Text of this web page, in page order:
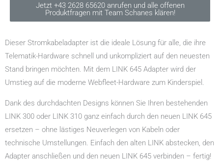
Jetzt +43 2628 65620 anrufen und alle offenen
Produktfragen mit Team Schanes klären!
Dieser Stromkabeladapter ist die ideale Lösung für alle, die ihre
Telematik-Hardware schnell und unkompliziert auf den neuesten
Stand bringen möchten. Mit dem LINK 645 Adapter wird der
Umstieg auf die moderne Webfleet-Hardware zum Kinderspiel.
Dank des durchdachten Designs können Sie Ihren bestehenden
LINK 300 oder LINK 310 ganz einfach durch den neuen LINK 645
ersetzen – ohne lästiges Neuverlegen von Kabeln oder
technische Umstellungen. Einfach den alten LINK abstecken, den
Adapter anschließen und den neuen LINK 645 verbinden – fertig!